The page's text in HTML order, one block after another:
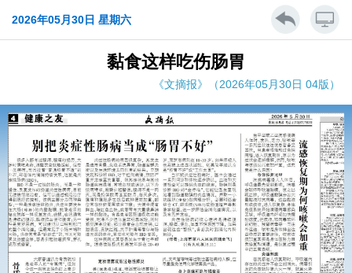
2026年05月30日 星期六
黏食这样吃伤肠胃
《文摘报》（2026年05月30日 04版）